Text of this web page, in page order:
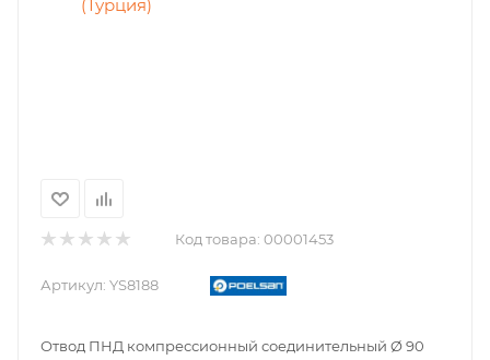
Код товара: 00001453
Артикул: YS8188
Отвод ПНД компрессионный соединительный Ø 90